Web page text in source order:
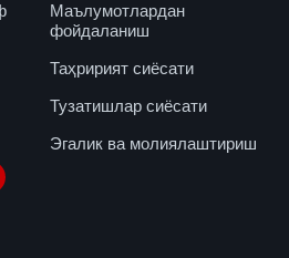
Маълумотлардан
фойдаланиш
Таҳририят сиёсати
Тузатишлар сиёсати
Эгалик ва молиялаштириш